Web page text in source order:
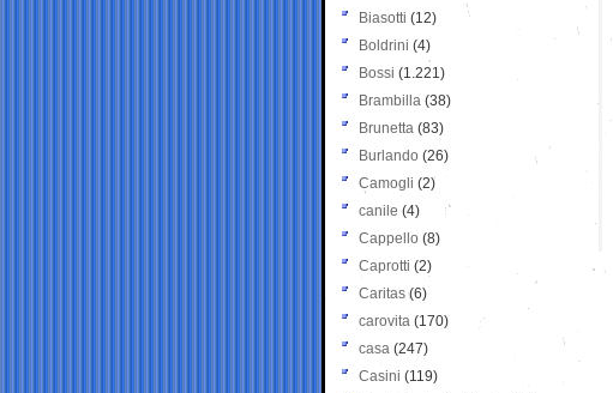
Biasotti (12)
Boldrini (4)
Bossi (1.221)
Brambilla (38)
Brunetta (83)
Burlando (26)
Camogli (2)
canile (4)
Cappello (8)
Caprotti (2)
Caritas (6)
carovita (170)
casa (247)
Casini (119)